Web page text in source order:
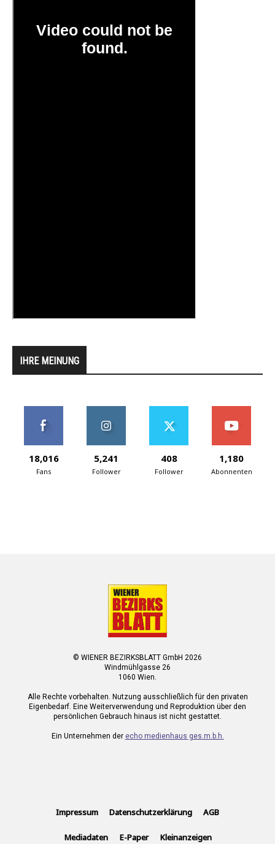
IHRE MEINUNG
18,016
Fans
5,241
Follower
408
Follower
1,180
Abonnenten
© WIENER BEZIRKSBLATT GmbH 2026
Windmühlgasse 26
1060 Wien.
Alle Rechte vorbehalten. Nutzung ausschließlich für den privaten
Eigenbedarf. Eine Weiterverwendung und Reproduktion über den
persönlichen Gebrauch hinaus ist nicht gestattet.
Ein Unternehmen der echo medienhaus ges.m.b.h.
Impressum Datenschutzerklärung AGB
Mediadaten E-Paper Kleinanzeigen